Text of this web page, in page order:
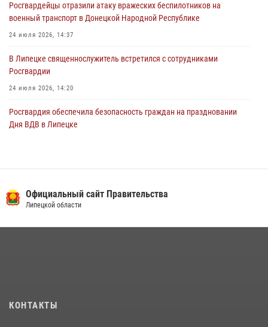
Офицеры Росгвардии и ветераны войск правопорядка почтили
память генерала армии Ивана Кирилловича Яковлева
05 августа 2026, 14:19
Росгвардейцы отразили атаку вражеских беспилотников на
военный транспорт в Донецкой Народной Республике
24 июля 2026, 14:37
В Липецке священнослужитель встретился с сотрудниками
Росгвардии
24 июля 2026, 14:20
Росгвардия обеспечила безопасность граждан на праздновании
Дня ВДВ в Липецке
28 июля 2026, 14:38 4
20 июля 2026, 12:22
Официальный сайт Правительства
Липецкой области
КОНТАКТЫ